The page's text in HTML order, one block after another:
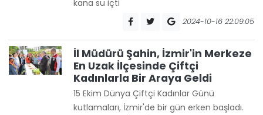
kana su içti
2024-10-16 22:09:05
İl Müdürü Şahin, İzmir'in Merkeze
En Uzak İlçesinde Çiftçi
Kadınlarla Bir Araya Geldi
15 Ekim Dünya Çiftçi Kadınlar Günü
kutlamaları, İzmir'de bir gün erken başladı.